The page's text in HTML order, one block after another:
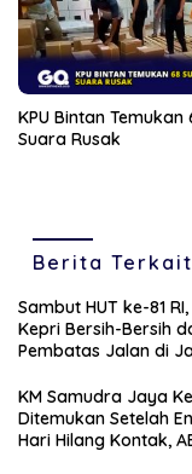
KPU Bintan Temukan
Suara Rusak
Berita Terkait
Sambut HUT ke-81 RI,
Kepri Bersih-Bersih
Pembatas Jalan di
Tanjungpinang
KM Samudra Jaya
Ditemukan Setelah
Hari Hilang Kontak,